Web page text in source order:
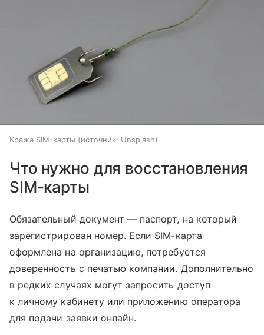
Кража SIM-карты источник: Unsplash
Что нужно для восстановления
SIM-карты
Обязательный документ — паспорт, на который
зарегистрирован номер. Если SIM-карта
оформлена на организацию, потребуется
доверенность с печатью компании. Дополнительно
в редких случаях могут запросить доступ
к личному кабинету или приложению оператора
для подачи заявки онлайн.